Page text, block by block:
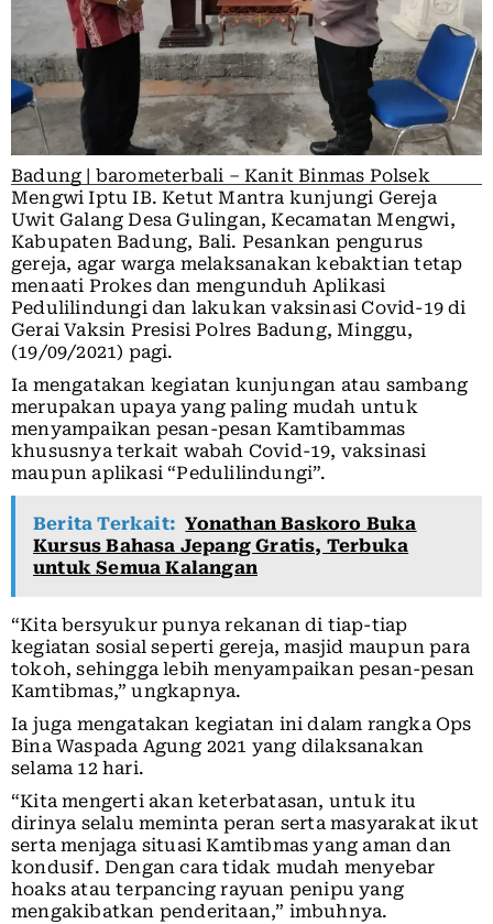
Badung | barometerbali – Kanit Binmas Polsek
Mengwi Iptu IB. Ketut Mantra kunjungi Gereja
Uwit Galang Desa Gulingan, Kecamatan Mengwi,
Kabupaten Badung, Bali. Pesankan pengurus
gereja, agar warga melaksanakan kebaktian tetap
menaati Prokes dan mengunduh Aplikasi
Pedulilindungi dan lakukan vaksinasi Covid-19 di
Gerai Vaksin Presisi Polres Badung, Minggu,
(19/09/2021) pagi.
Ia mengatakan kegiatan kunjungan atau sambang
merupakan upaya yang paling mudah untuk
menyampaikan pesan-pesan Kamtibammas
khususnya terkait wabah Covid-19, vaksinasi
maupun aplikasi “Pedulilindungi”.
Berita Terkait: Yonathan Baskoro Buka
Kursus Bahasa Jepang Gratis, Terbuka
untuk Semua Kalangan
“Kita bersyukur punya rekanan di tiap-tiap
kegiatan sosial seperti gereja, masjid maupun para
tokoh, sehingga lebih menyampaikan pesan-pesan
Kamtibmas,” ungkapnya.
Ia juga mengatakan kegiatan ini dalam rangka Ops
Bina Waspada Agung 2021 yang dilaksanakan
selama 12 hari.
“Kita mengerti akan keterbatasan, untuk itu
dirinya selalu meminta peran serta masyarakat ikut
serta menjaga situasi Kamtibmas yang aman dan
kondusif. Dengan cara tidak mudah menyebar
hoaks atau terpancing rayuan penipu yang
mengakibatkan penderitaan,” imbuhnya.